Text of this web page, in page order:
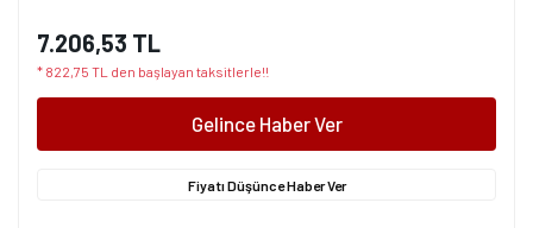
7.206,53 TL
* 822,75 TL den başlayan taksitlerle!!
Gelince Haber Ver
Fiyatı Düşünce Haber Ver